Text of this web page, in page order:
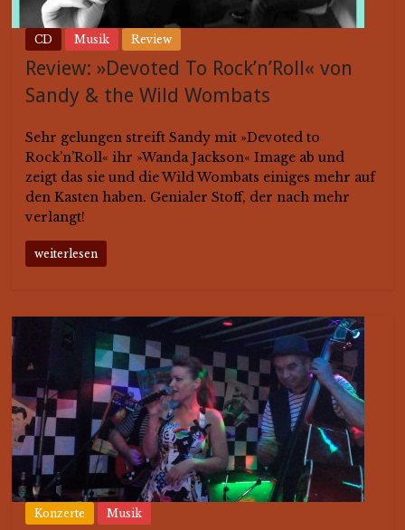
CD Musik Review
Review: »Devoted To Rock’n’Roll« von
Sandy & the Wild Wombats
Sehr gelungen streift Sandy mit »Devoted to
Rock’n’Roll« ihr »Wanda Jackson« Image ab und
zeigt das sie und die Wild Wombats einiges mehr auf
den Kasten haben. Genialer Stoff, der nach mehr
verlangt!
weiterlesen
Konzerte Musik